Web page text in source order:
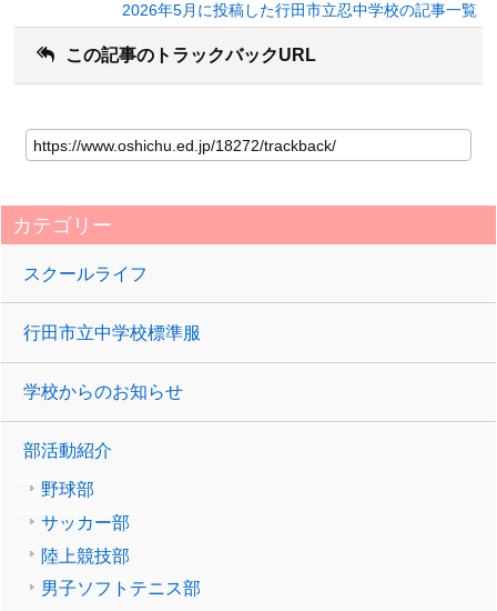
2026年5月に投稿した行田市立忍中学校の記事一覧
この記事のトラックバックURL
カテゴリー
スクールライフ
行田市立中学校標準服
学校からのお知らせ
部活動紹介
野球部
サッカー部
陸上競技部
男子ソフトテニス部